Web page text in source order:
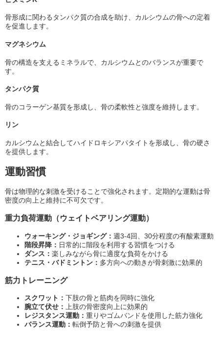
骨形成に関わるタンパク質の合成を助け、カルシウムの骨への定着
を促進します。
マグネシウム
骨の構造を支えるミネラルで、カルシウムとのバランスが重要で
す。
タンパク質
骨のコラーゲン基質を形成し、骨の柔軟性と強度を維持します。
リン
カルシウムと結合してハイドロキシアパタイトを形成し、骨の硬さ
を提供します。
運動習慣
骨は物理的な刺激を受けることで強化されます。定期的な運動は骨
密度の向上と維持に不可欠です。
重力負荷運動（ウェイトベアリング運動）
ウォーキング・ジョギング： 週3-4回、30分程度の有酸素運動
階段昇降： 日常的に階段を利用する習慣をつける
ダンス： 楽しみながら骨に適度な負荷をかける
テニス・バドミントン： 多方向への動きが骨刺激に効果的
筋力トレーニング
スクワット： 下肢の骨と筋肉を同時に強化
腕立て伏せ： 上肢の骨密度向上に効果的
レジスタンス運動： 重りやゴムバンドを使用した筋力強化
バランス運動： 転倒予防と骨への刺激を提供